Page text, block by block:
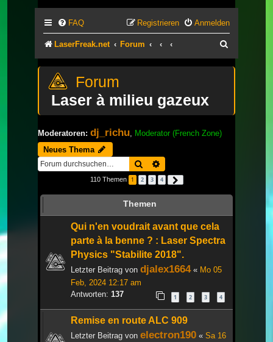
FAQ Anmelden
Registrieren
LaserFreak.net Forum
Laser à milieu gazeux
Moderatoren: dj_richu Moderator (French Zone)
Neues Thema
Suche
110 Themen 1 2 3 4
Themen
Qui n'en voudrait avant que cela
parte à la benne ? : Laser Spectra
Physics "Stabilite 2018".
Letzter Beitrag von djalex1664« Mo 05
Feb, 2024 12:17 am
Antworten: 137 1 2 3 4
Remise en route ALC 909
Letzter Beitrag von electron190 « Sa 16